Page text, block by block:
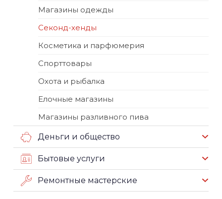
Магазины одежды
Секонд-хенды
Косметика и парфюмерия
Спорттовары
Охота и рыбалка
Елочные магазины
Магазины разливного пива
Деньги и общество
Бытовые услуги
Ремонтные мастерские